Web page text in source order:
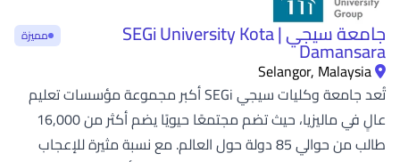
جامعة سيجي | SEGi University Kota
Damansara مميزة
Selangor, Malaysia
تُعد جامعة وكليات سيجي SEGi أكبر مجموعة مؤسسات تعليم
عالٍ في ماليزيا، حيث تضم مجتمعًا حيويًا يضم أكثر من 16,000
طالب من حوالي 85 دولة حول العالم. مع نسبة مثيرة للإعجاب